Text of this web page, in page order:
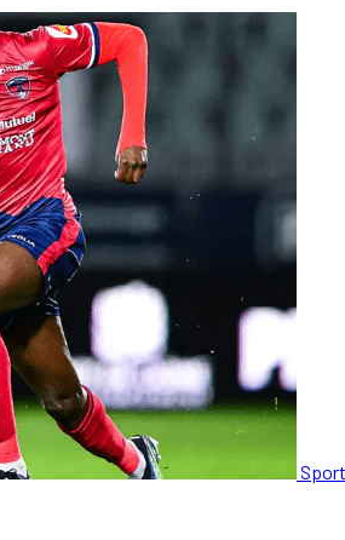
Sport